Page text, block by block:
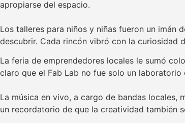
apropiarse del espacio.
Los talleres para niños y niñas fueron un imán
descubrir. Cada rincón vibró con la curiosidad
La feria de emprendedores locales le sumó
claro que el Fab Lab no fue solo un
La música en vivo, a cargo de bandas locales,
un recordatorio de que la creatividad también